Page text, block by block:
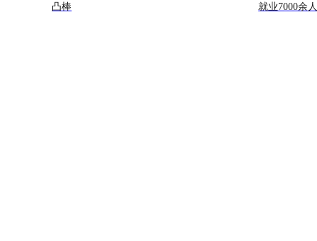
凸棒
就业7000余